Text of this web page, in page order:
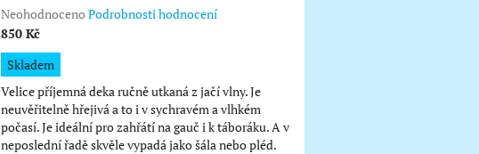
Průměrné
hodnocení
je
0,0
z
5
hvězdiček.
Neohodnoceno Podrobnosti hodnocení
850 Kč
Měrná
cena:
Skladem
Velice příjemná deka ručně utkaná z jačí vlny. Je
neuvěřitelně hřejivá a to i v sychravém a vlhkém
počasí. Je ideální pro zahřátí na gauč i k táboráku. A v
neposlední řadě skvěle vypadá jako šála nebo pléd.